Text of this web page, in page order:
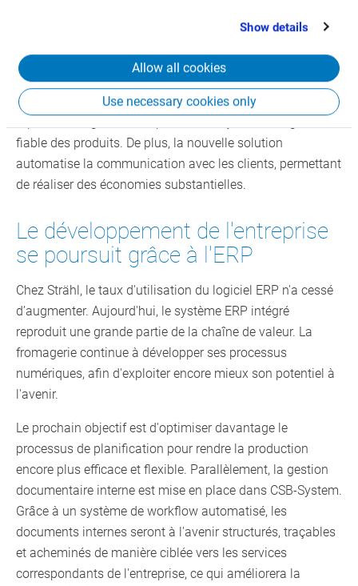
that you’ve provided to them or that they’ve collected
Show details
Allow all cookies
Use necessary cookies only
efficace des commandes. De plus, le cross-docking pour
système ERP mobile.
Le résultat : préparation des commandes nettement plus
fiable des produits. De plus, la nouvelle solution
automatise la communication avec les clients, permettant
de réaliser des économies substantielles.
Le développement de l'entreprise
se poursuit grâce à l'ERP
Chez Strähl, le taux d'utilisation du logiciel ERP n'a cessé
d’augmenter. Aujourd'hui, le système ERP intégré
reproduit une grande partie de la chaîne de valeur. La
fromagerie continue à développer ses processus
numériques, afin d'exploiter encore mieux son potentiel à
l'avenir.
Le prochain objectif est d'optimiser davantage le
processus de planification pour rendre la production
encore plus efficace et flexible. Parallèlement, la gestion
documentaire interne est mise en place dans CSB-System.
Grâce à un système de workflow automatisé, les
documents internes seront à l'avenir structurés, traçables
et acheminés de manière ciblée vers les services
correspondants de l'entreprise, ce qui améliorera la